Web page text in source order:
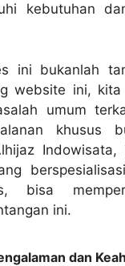
kebutuhan
ini bukanlah
website ini, kita
umum
khusus
Indowisata,
bisa
ini.
dan